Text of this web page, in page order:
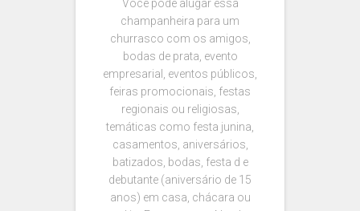
Você pode alugar essa
champanheira para um
churrasco com os amigos,
bodas de prata, evento
empresarial, eventos públicos,
feiras promocionais, festas
regionais ou religiosas,
temáticas como festa junina,
casamentos, aniversários,
batizados, bodas, festa d e
debutante (aniversário de 15
anos) em casa, chácara ou